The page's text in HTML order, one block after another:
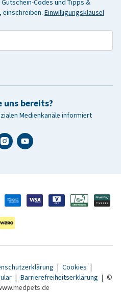
Codes und Tipps &
einschreiben. Einwilligungsklausel
uns bereits?
Medienkanäle informiert
| Cookies |
| Barrierefreiheitserklärung | ©